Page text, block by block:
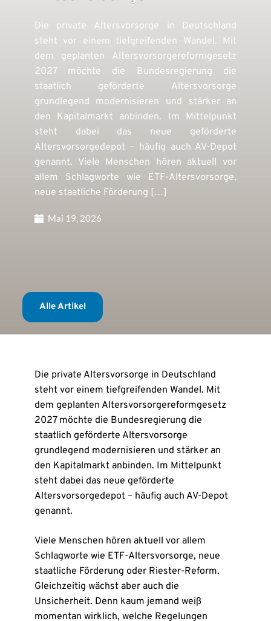
Die private Altersvorsorge in Deutschland
steht vor einem tiefgreifenden Wandel. Mit
dem geplanten Altersvorsorgereformgesetz
2027 möchte die Bundesregierung die
staatlich geförderte Altersvorsorge
grundlegend modernisieren und stärker an
den Kapitalmarkt anbinden. Im Mittelpunkt
steht dabei das neue geförderte
Altersvorsorgedepot – häufig auch AV-Depot
genannt. Viele Menschen hören aktuell vor
allem Schlagworte wie ETF-Altersvorsorge,
neue staatliche Förderung […]
Mai 19, 2026
Alle Artikel
Die private Altersvorsorge in Deutschland
steht vor einem tiefgreifenden Wandel. Mit
dem geplanten Altersvorsorgereformgesetz
2027 möchte die Bundesregierung die
staatlich geförderte Altersvorsorge
grundlegend modernisieren und stärker an
den Kapitalmarkt anbinden. Im Mittelpunkt
steht dabei das neue geförderte
Altersvorsorgedepot – häufig auch AV-Depot
genannt.
Viele Menschen hören aktuell vor allem
Schlagworte wie ETF-Altersvorsorge, neue
staatliche Förderung oder Riester-Reform.
Gleichzeitig wächst aber auch die
Unsicherheit. Denn kaum jemand weiß
momentan wirklich, welche Regelungen